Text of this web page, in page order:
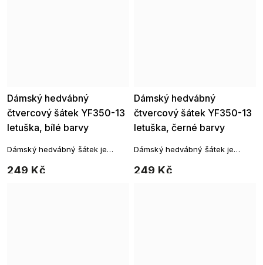
Dámský hedvábný
čtvercový šátek YF350-13
letuška, bílé barvy
249 Kč
Dámský hedvábný šátek je
ho uvázat kolem krku na mnoho
Dámský hedvábný
čtvercový šátek YF350-13
letuška, černé barvy
249 Kč
Dámský hedvábný šátek je
ho uvázat kolem krku na mnoho